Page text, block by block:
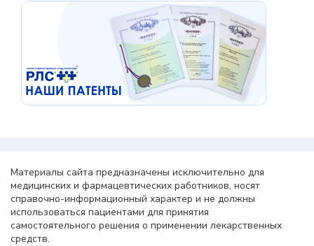
Материалы сайта предназначены исключительно для
медицинских и фармацевтических работников, носят
справочно-информационный характер и не должны
использоваться пациентами для принятия
самостоятельного решения о применении лекарственных
средств.